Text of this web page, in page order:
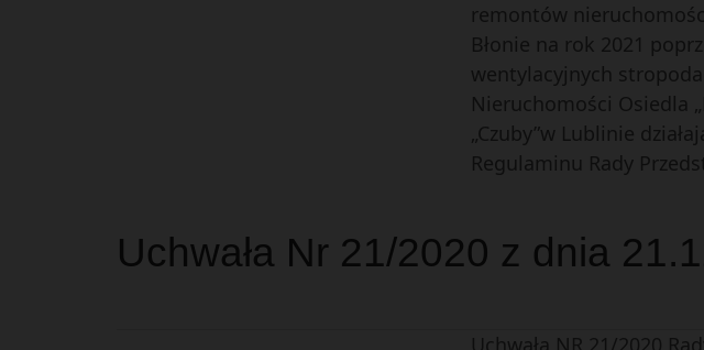
remontów
Błonie na rok 2021
wentylacyjnych
Nieruchomości Osiedla
„Czuby”w Lublinie
Regulaminu Rady
Uchwała Nr 21/2020 z dnia
Uchwała NR 21/2020